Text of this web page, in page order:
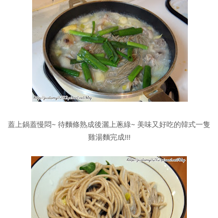
蓋上鍋蓋慢悶~ 待麵條熟成後灑上蔥綠~ 美味又好吃的韓式一隻
雞湯麵完成!!!